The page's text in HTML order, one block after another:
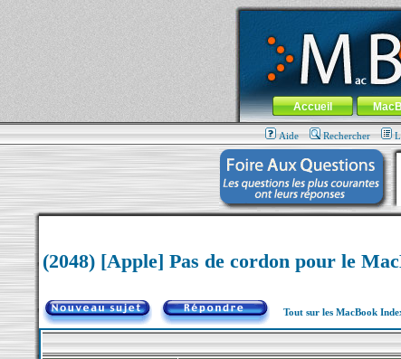
MacBook-fr.com : 100% Apple... 100%
Aller au contenu-Aller au
Menu général
Accueil
Aide Rechercher
(2048) [Apple] Pas de cordon pour le
Tout sur les MacBook